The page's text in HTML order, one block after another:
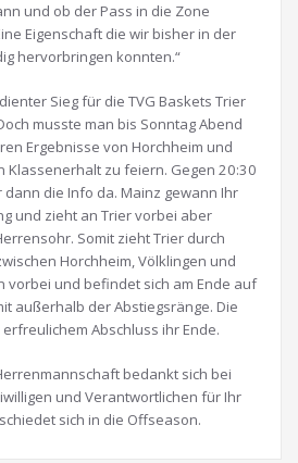
und ob der Pass in die Zone
Eigenschaft die wir bisher in der
hervorbringen konnten.“
Sieg für die TVG Baskets Trier
musste man bis Sonntag Abend
Ergebnisse von Horchheim und
Klassenerhalt zu feiern. Gegen 20:30
dann die Info da. Mainz gewann Ihr
und zieht an Trier vorbei aber
Somit zieht Trier durch
Horchheim, Völklingen und
vorbei und befindet sich am Ende auf
außerhalb der Abstiegsränge. Die
Abschluss ihr Ende.
bedankt sich bei
und Verantwortlichen für Ihr
sich in die Offseason.